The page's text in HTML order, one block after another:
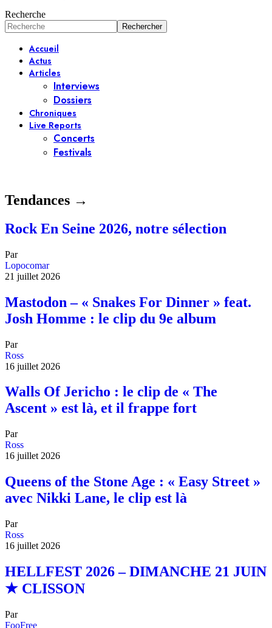
Recherche
Accueil
Actus
Articles
Interviews
Dossiers
Chroniques
Live Reports
Concerts
Festivals
Tendances →
Rock En Seine 2026, notre sélection
Par
Lopocomar
21 juillet 2026
Mastodon – « Snakes For Dinner » feat.
Josh Homme : le clip du 9e album
Par
Ross
16 juillet 2026
Walls Of Jericho : le clip de « The
Ascent » est là, et il frappe fort
Par
Ross
16 juillet 2026
Queens of the Stone Age : « Easy Street »
avec Nikki Lane, le clip est là
Par
Ross
16 juillet 2026
HELLFEST 2026 – DIMANCHE 21 JUIN
★ CLISSON
Par
FooFree